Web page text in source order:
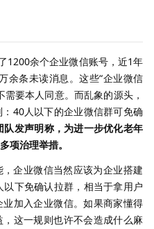
1200余个企业微信账号，近1年
余条未读消息。这些“企业微信
要本人同意。而乱象的源头，
40人以下的企业微信群可免确
队发声明称，为进一步优化老年
项治理举措。
企业微信当然应该为企业搭建
下免确认拉群，相当于拿用户
加入企业微信。如果商家懂得
这一规则也许不会造成什么麻